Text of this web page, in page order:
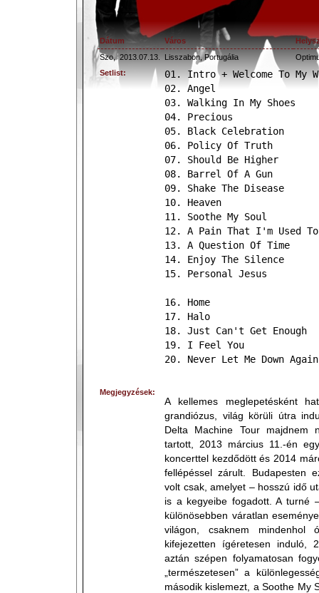
Dátum Város
Szo,
2013.07.13. Lisszabon, Portugália
Setlist:
01. Intro + Welcome To My
02. Angel
03. Walking In My Shoes
04. Precious
05. Black Celebration
06. Policy Of Truth
07. Should Be Higher
08. Barrel Of A Gun
09. Shake The Disease
10. Heaven
11. Soothe My Soul
12. A Pain That I'm Used To
13. A Question Of Time
14. Enjoy The Silence
15. Personal Jesus
16. Home
17. Halo
18. Just Can't Get Enough
19. I Feel You
20. Never Let Me Down Again
Megjegyzések:
A kellemes meglepetésként
grandiózus, világ körüli útra
Delta Machine Tour majdnem
tartott, 2013 március 11.-én
koncerttel kezdődött és 2014
fellépéssel zárult. Budapesten
volt csak, amelyet – hosszú idő
is a kegyeibe fogadott. A turné
különösebben váratlan
világon, csaknem mindenhol
kifejezetten ígéretesen induló,
aztán szépen folyamatosan
„természetesen” a
második kislemezt, a Soothe My